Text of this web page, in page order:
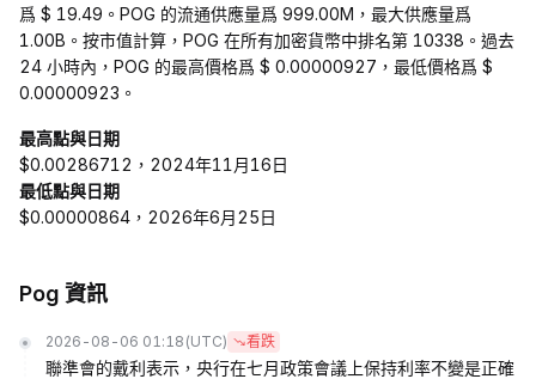
爲 $ 19.49。POG 的流通供應量爲 999.00M，最大供應量爲
1.00B。按市值計算，POG 在所有加密貨幣中排名第 10338。過去
24 小時內，POG 的最高價格爲 $ 0.00000927，最低價格爲 $
0.00000923。
最高點與日期
$0.00286712，2024年11月16日
最低點與日期
$0.00000864，2026年6月25日
Pog 資訊
2026-08-06 01:18 (UTC) 看跌
聯準會的戴利表示，央行在七月政策會議上保持利率不變是正確